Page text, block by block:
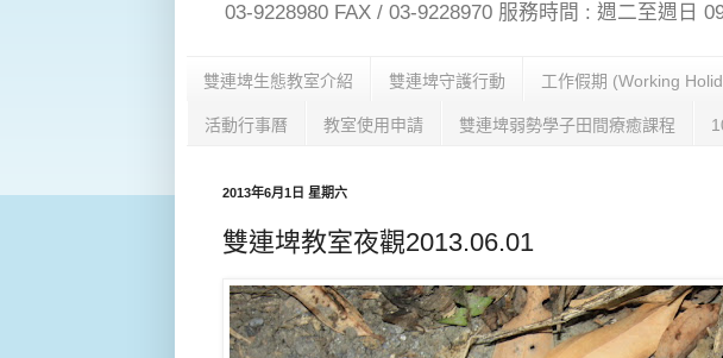
03-9228980 FAX / 03-9228970 服務時間 : 週二至週日
雙連埤生態教室介紹 雙連埤守護行動 工作假期 (Working
活動行事曆 教室使用申請 雙連埤弱勢學子田間療癒課程
2013年6月1日 星期六
雙連埤教室夜觀2013.06.01